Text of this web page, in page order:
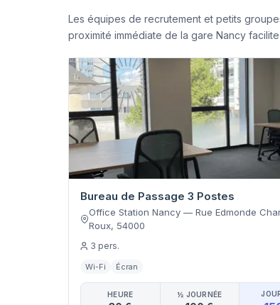
Les équipes de recrutement et petits
proximité immédiate de la gare Nancy
Bureau de Passage 3 Postes
Office Station Nancy — Rue Edmonde
Roux, 54000
3 pers.
Wi-Fi Écran
HEURE ½ JOURNÉE